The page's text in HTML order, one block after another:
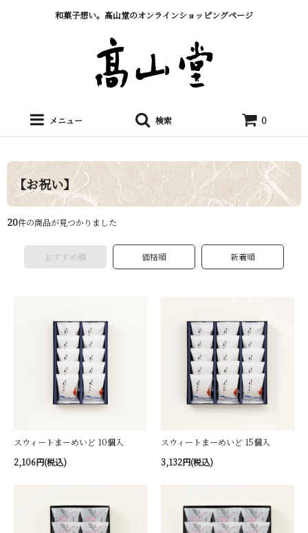
和菓子想い。髙山堂のオンラインショッピングページ
メニュー 検索 0
【お祝い】
20件の商品が見つかりました
おすすめ順 価格順 新着順
スウィートまーめいど 10個入
2,106円(税込)
スウィートまーめいど 15個入
3,132円(税込)